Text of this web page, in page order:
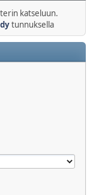
katseluun.
tunnuksella